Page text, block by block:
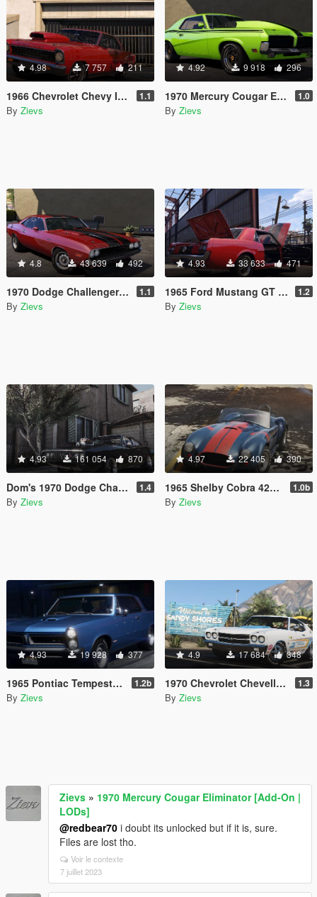
4.98 7 757 211
1966 Chevrolet Chevy II/Nova SS [Add-On | LODs] 1.1
By Zievs
4.92 9 918 296
1970 Mercury Cougar Eliminator [Add-On | LODs] 1.0
By Zievs
4.8 43 639 492
1970 Dodge Challenger R/T Hemi [Add-On | LODs] 1.1
By Zievs
4.93 33 633 471
1965 Ford Mustang GT Mk.1 [Add-On | LODs] 1.2
By Zievs
4.93 161 054 870
Dom's 1970 Dodge Charger (Furious 7) [Working Blower | Add-On | LODs] 1.4
By Zievs
4.97 22 405 390
1965 Shelby Cobra 427 A/C [Add-On | Liveries | Template] 1.0b
By Zievs
4.93 19 928 377
1965 Pontiac Tempest Le Mans GTO [Add-On | Template] 1.2b
By Zievs
4.9 17 684 348
1970 Chevrolet Chevelle SS 454 [Add-On | Template] 1.3
By Zievs
Zievs » 1970 Mercury Cougar Eliminator [Add-On |
LODs]
@redbear70 i doubt its unlocked but if it is, sure.
Files are lost tho.
Voir le contexte
7 juillet 2023